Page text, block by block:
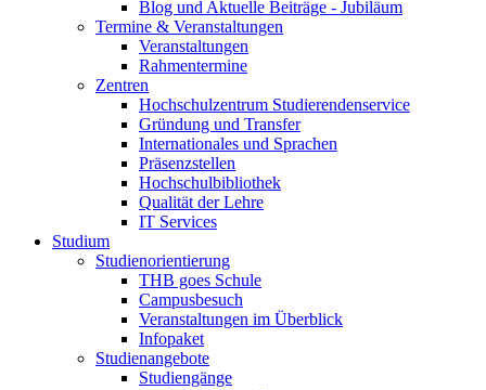
Blog und Aktuelle Beiträge - Jubiläum
Termine & Veranstaltungen
Veranstaltungen
Rahmentermine
Zentren
Hochschulzentrum Studierendenservice
Gründung und Transfer
Internationales und Sprachen
Präsenzstellen
Hochschulbibliothek
Qualität der Lehre
IT Services
Studium
Studienorientierung
THB goes Schule
Campusbesuch
Veranstaltungen im Überblick
Infopaket
Studienangebote
Studiengänge